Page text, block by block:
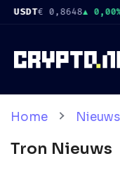
Ga
inhoud
▲ 1,30% USDC€
Home Nieuws
Tron Nieuws